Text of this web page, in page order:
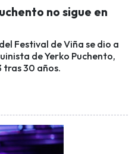
no sigue en
Festival de Viña se dio a
de Yerko Puchento,
tras 30 años.